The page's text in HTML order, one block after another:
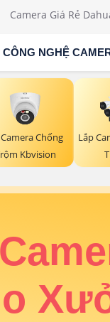
Camera Giá Rẻ
CÔNG NGHỆ
Chống
Kbvision
Lắp